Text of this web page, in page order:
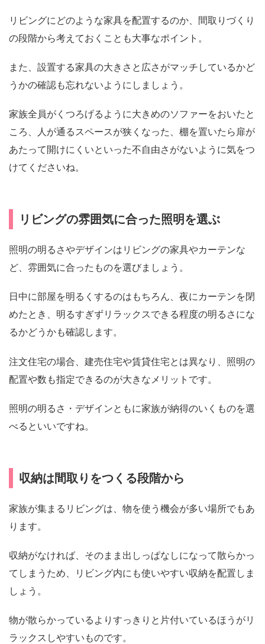
リビングにどのような家具を配置するのか、間取りづくり
の段階から考えておくことも大事なポイント。
また、設置する家具の大きさと広さがマッチしているかど
うかの確認も忘れないようにしましょう。
家族全員がくつろげるように大きめのソファーをおいたと
ころ、人が通るスペースが狭くなった、棚を置いたら扉が
あたって開けにくいといった不自由さがないように気をつ
けてくださいね。
リビングの雰囲気に合った照明を選ぶ
照明の明るさやデザインはリビングの家具やカーテンな
ど、雰囲気に合ったものを選びましょう。
日中に部屋を明るくするのはもちろん、夜にカーテンを閉
めたとき、明るすぎずリラックスできる程度の明るさにな
るかどうかも確認します。
注文住宅の場合、建売住宅や賃貸住宅とは異なり、照明の
配置や数も指定できるのが大きなメリットです。
照明の明るさ・デザインともに家族が納得のいくものを選
べるといいですね。
収納は間取りをつくる段階から
家族が集まるリビングは、物を使う機会が多い場所でもあ
ります。
収納がなければ、そのまま出しっぱなしになって散らかっ
てしまうため、リビング内にも使いやすい収納を配置しま
しょう。
物が散らかっているよりすっきりと片付いているほうがリ
ラックスしやすいものです。